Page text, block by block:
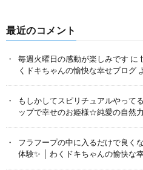
最近のコメント
毎週火曜日の感動が楽しみです に
くドキちゃんの愉快な幸せブログ
もしかしてスピリチュアルやって
ップで幸せのお姫様☆純愛の自然
フラフープの中に入るだけで良く
体験✨ │ わくドキちゃんの愉快な